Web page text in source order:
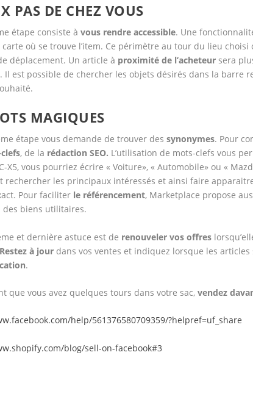
PAS DE CHEZ VOUS
étape consiste àvous rendre accessible. Une
où se trouve l’item. Ce périmètre au tour du lieu
déplacement. Un article à proximité de l’acheteur sera
Il est possible de chercher les objets désirés dans la barre
MAGIQUES
étape vous demande de trouver dessynonymes. Pour
, de la rédaction SEO. L’utilisation de mots-clefs vous
X5, vous pourriez écrire « Voiture», « Automobile» ou «
rechercher les principaux intéressés et ainsi faire
Pour faciliter le référencement, Marketplace propose
des biens utilitaires.
et dernière astuce est de renouveler vos offres
Restez à jour dans vos ventes et indiquez lorsque les
.
que vous avez quelques tours dans votre sac, vendez
help/561376580709359/?helpref=uf_share
blog/sell-on-facebook#3